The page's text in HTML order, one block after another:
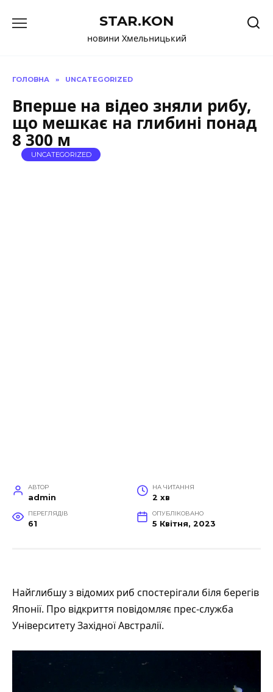
до
STAR.KON
новини Хмельницький
ГОЛОВНА » UNCATEGORIZED
Вперше на відео зняли рибу,
що мешкає на глибині понад
8 300 м
UNCATEGORIZED
АВТОР
admin
НА ЧИТАННЯ
2 хв
ПЕРЕГЛЯДІВ
61
ОПУБЛІКОВАНО
5 Квітня, 2023
Найглибшу з відомих риб спостерігали біля берегів
Японії. Про відкриття повідомляє прес-служба
Університету Західної Австралії.